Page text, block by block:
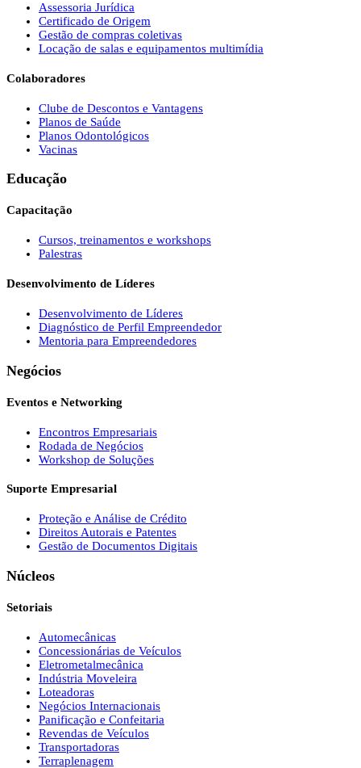
Assessoria Jurídica
Certificado de Origem
Gestão de compras coletivas
Locação de salas e equipamentos multimídia
Colaboradores
Clube de Descontos e Vantagens
Planos de Saúde
Planos Odontológicos
Vacinas
Educação
Capacitação
Cursos, treinamentos e workshops
Palestras
Desenvolvimento de Líderes
Desenvolvimento de Líderes
Diagnóstico de Perfil Empreendedor
Mentoria para Empreendedores
Negócios
Eventos e Networking
Encontros Empresariais
Rodada de Negócios
Workshop de Soluções
Suporte Empresarial
Proteção e Análise de Crédito
Direitos Autorais e Patentes
Gestão de Documentos Digitais
Núcleos
Setoriais
Automecânicas
Concessionárias de Veículos
Eletrometalmecânica
Indústria Moveleira
Loteadoras
Negócios Internacionais
Panificação e Confeitaria
Revendas de Veículos
Transportadoras
Terraplenagem